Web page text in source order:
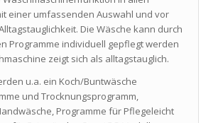
einer umfassenden Auswahl und vor
Die Wäsche kann durch
Programme individuell gepflegt werden
zeigt sich als alltagstauglich.
u.a. ein Koch/Buntwäsche
und Trocknungsprogramm,
Programme für Pflegeleicht